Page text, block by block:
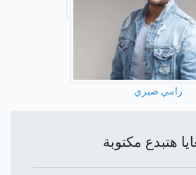
رامي صبري
هتبدع مكتوبة